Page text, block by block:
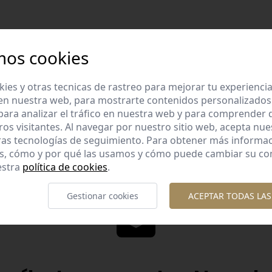
garantizada
con esmero la calidad de
productos.
Diseños
Diseños originales y
te gusta.
cookies
y otras tecnicas de rastreo para mejorar tu
nuestra web, para mostrarte contenidos
analizar el tráfico en nuestra web y para comprender
visitantes. Al navegar por nuestro sitio web, acepta
tecnologías de seguimiento. Para obtener más
cómo y por qué las usamos y cómo puede cambiar su
política de cookies.
Gestionar cookies ACEPTAR TODAS